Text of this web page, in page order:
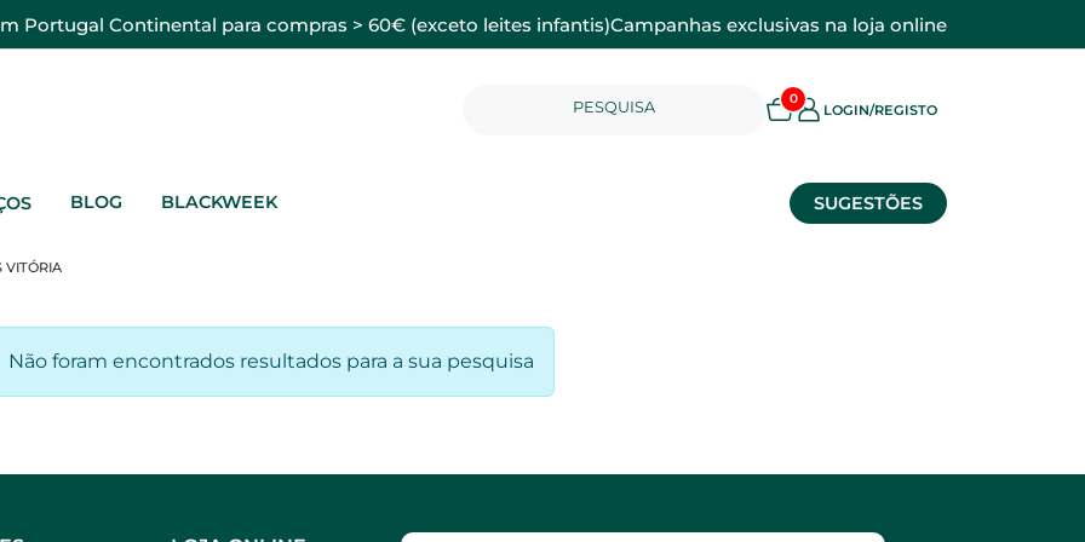
Portugal Continental para compras > 60€ (exceto leites infantis)Campanhas exclusivas na loja online
PESQUISA 0
LOGIN/REGISTO
BLOG BLACKWEEK SUGESTÕES
VITÓRIA
Não foram encontrados resultados para a sua pesquisa